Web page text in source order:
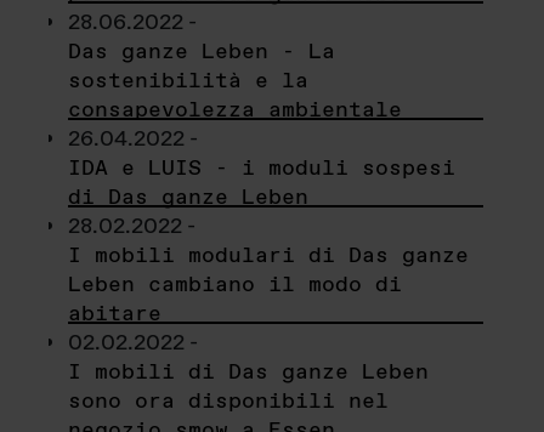
28.06.2022 -
Das ganze Leben - La
sostenibilità e la
consapevolezza ambientale
26.04.2022 -
IDA e LUIS - i moduli sospesi
di Das ganze Leben
28.02.2022 -
I mobili modulari di Das ganze
Leben cambiano il modo di
abitare
02.02.2022 -
I mobili di Das ganze Leben
sono ora disponibili nel